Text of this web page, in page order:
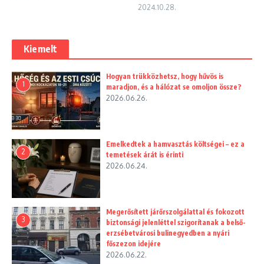
2024.10.28.
Kiemelt
1
Hogyan trükközhetsz, hogy hűvös is
maradjon, és a hálózat se omoljon össze?
2026.06.26.
2
Emelkedtek a hamvasztás költségei – ez a
temetések árát is érinti
2026.06.24.
3
Megerősített járőrszolgálattal és fokozott
biztonsági jelenléttel szigorítanak a belső-
erzsébetvárosi bulinegyedben a nyári
főszezon idejére
2026.06.22.